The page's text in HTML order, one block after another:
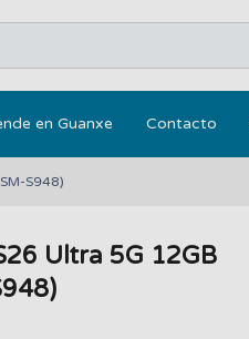
en Guanxe Contacto
S948)
Ultra 5G 12GB